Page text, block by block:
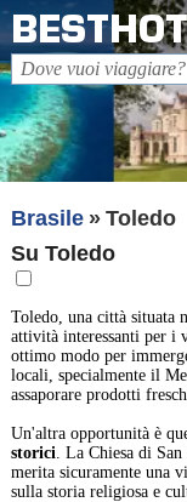
Brasile
Toledo
Su Toledo
Toledo, una città situata
attività interessanti per i
ottimo modo per
locali, specialmente il
assaporare prodotti
Un'altra opportunità è
storici. La Chiesa di San
merita sicuramente una
sulla storia religiosa e